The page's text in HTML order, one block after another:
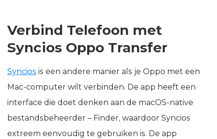
Verbind Telefoon met
Syncios Oppo Transfer
Syncios is een andere manier als je Oppo met een
Maс-computer wilt verbinden. De app heeft een
interface die doet denken aan de macOS-native
bestandsbeheerder – Finder, waardoor Syncios
extreem eenvoudig te gebruiken is. De app